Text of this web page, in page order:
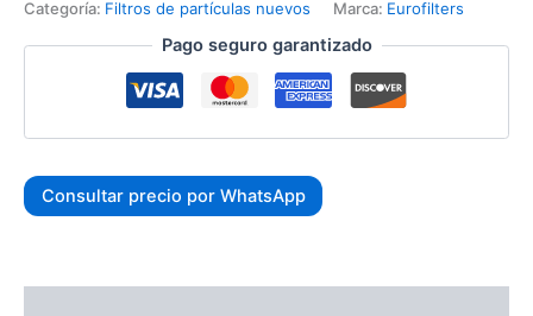
Categoría: Filtros de partículas nuevos Marca: Eurofilters
Pago seguro garantizado
Consultar precio por WhatsApp